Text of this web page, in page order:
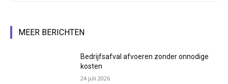
MEER BERICHTEN
Bedrijfsafval afvoeren zonder onnodige
kosten
24 juli 2026